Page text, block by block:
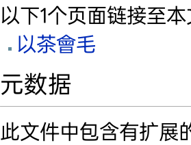
以下1个页面链接至
以茶會毛
元数据
此文件中包含有扩展